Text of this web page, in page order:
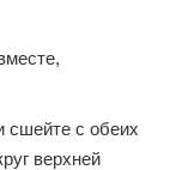
сшейте с обеих
верхней